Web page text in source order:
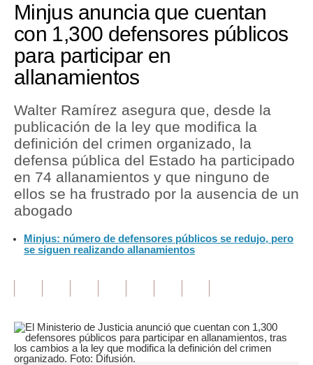
Economía
Mercados
Perú
Política
Tu Dinero
Finanzas Personales
Inmobiliarias
Plus G
Opinión
Blogs
Tendencias
Minjus anuncia que cuentan
con 1,300 defensores públicos
para participar en
allanamientos
Walter Ramírez asegura que, desde la
publicación de la ley que modifica la
definición del crimen organizado, la
defensa pública del Estado ha participado
en 74 allanamientos y que ninguno de
ellos se ha frustrado por la ausencia de un
abogado
Minjus: número de defensores públicos se redujo, pero
se siguen realizando allanamientos